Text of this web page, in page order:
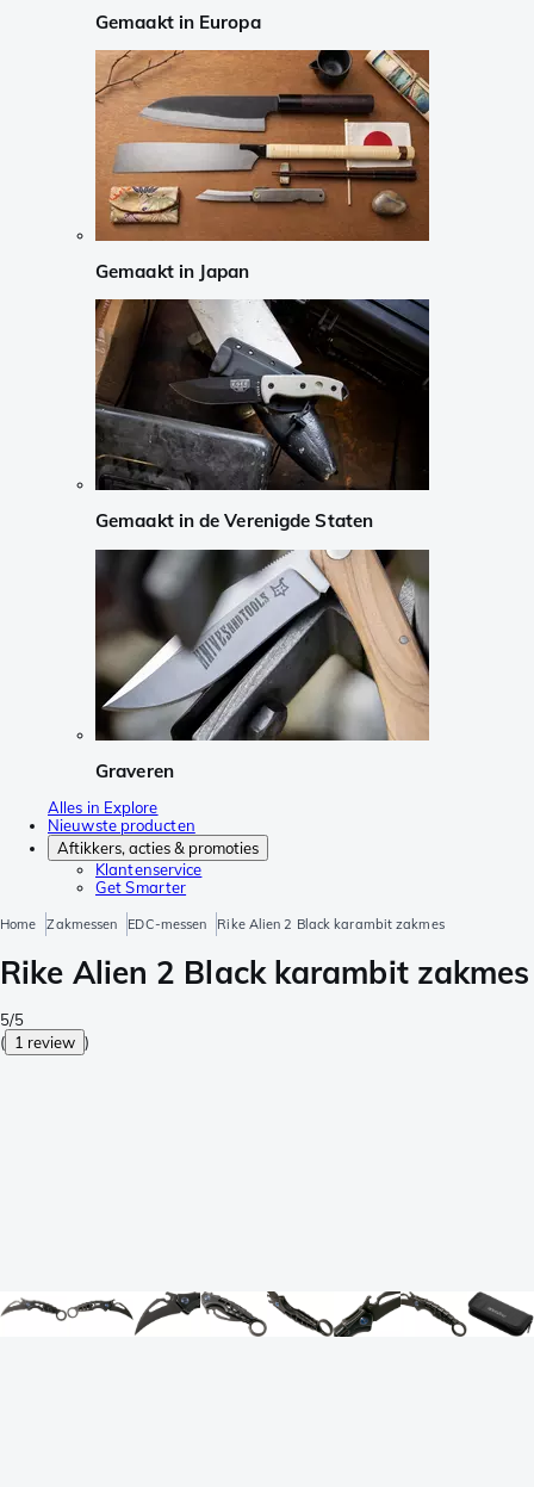
Gemaakt in Europa
Gemaakt in Japan
Gemaakt in de Verenigde Staten
Graveren
Alles in Explore
Nieuwste producten
Aftikkers, acties & promoties
Klantenservice
Get Smarter
Home Zakmessen EDC-messen Rike Alien 2 Black karambit zakmes
Rike Alien 2 Black karambit zakmes
5/5
( 1 review )